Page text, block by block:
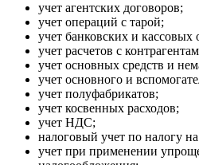
учет агентских договоров;
учет операций с тарой;
учет банковских и кассовых
учет расчетов с
учет основных средств и
учет основного и
учет полуфабрикатов;
учет косвенных расходов;
учет НДС;
налоговый учет по налогу
учет при применении